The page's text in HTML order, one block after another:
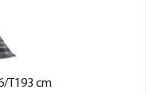
T193 cm